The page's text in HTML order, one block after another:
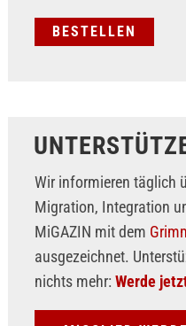
Wir informieren täglich
Migration, Integration
MiGAZIN mit dem
ausgezeichnet.
nichts mehr: Werde